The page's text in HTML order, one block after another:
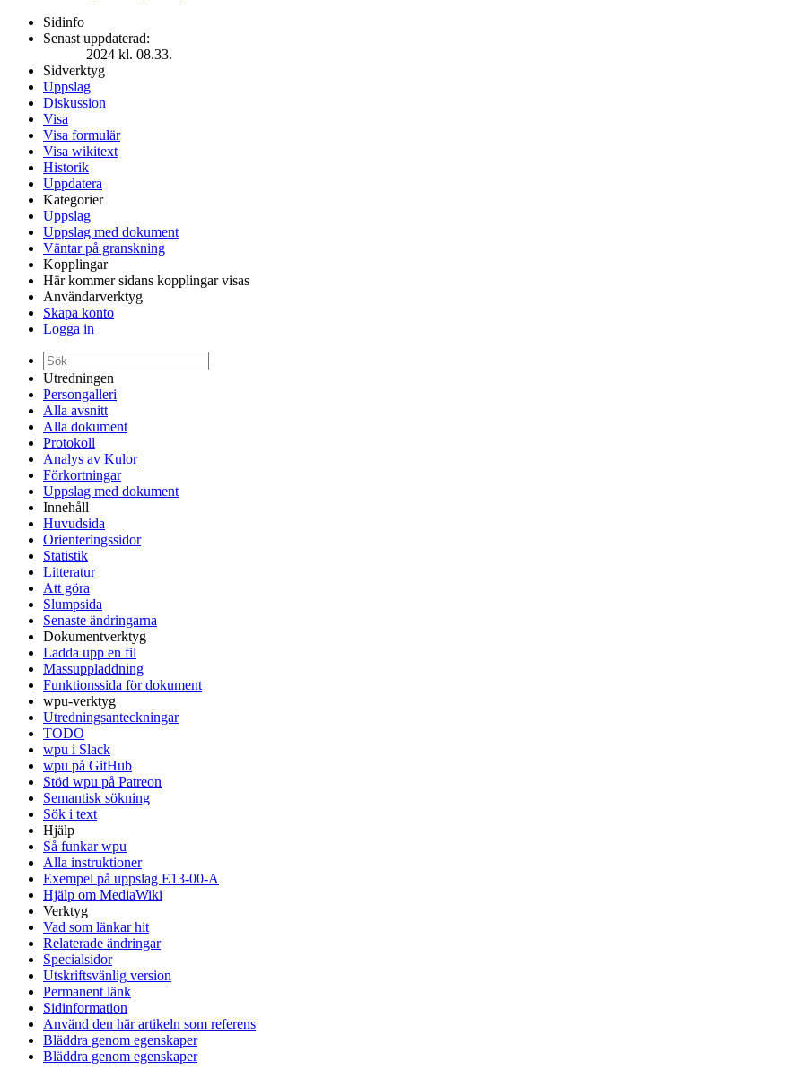
Sidinfo
Senast uppdaterad:
2024 kl. 08.33.
Sidverktyg
Uppslag
Diskussion
Visa
Visa formulär
Visa wikitext
Historik
Uppdatera
Kategorier
Uppslag
Uppslag med dokument
Väntar på granskning
Kopplingar
Här kommer sidans kopplingar visas
Användarverktyg
Skapa konto
Logga in
Utredningen
Persongalleri
Alla avsnitt
Alla dokument
Protokoll
Analys av Kulor
Förkortningar
Uppslag med dokument
Innehåll
Huvudsida
Orienteringssidor
Statistik
Litteratur
Att göra
Slumpsida
Senaste ändringarna
Dokumentverktyg
Ladda upp en fil
Massuppladdning
Funktionssida för dokument
wpu-verktyg
Utredningsanteckningar
TODO
wpu i Slack
wpu på GitHub
Stöd wpu på Patreon
Semantisk sökning
Sök i text
Hjälp
Så funkar wpu
Alla instruktioner
Exempel på uppslag E13-00-A
Hjälp om MediaWiki
Verktyg
Vad som länkar hit
Relaterade ändringar
Specialsidor
Utskriftsvänlig version
Permanent länk
Sidinformation
Använd den här artikeln som referens
Bläddra genom egenskaper
Bläddra genom egenskaper